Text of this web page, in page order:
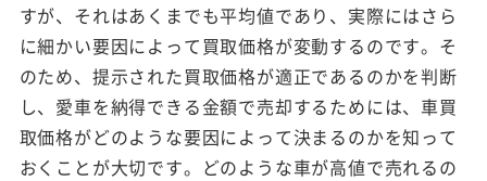
すが、それはあくまでも平均値であり、実際にはさら
に細かい要因によって買取価格が変動するのです。そ
のため、提示された買取価格が適正であるのかを判断
し、愛車を納得できる金額で売却するためには、車買
取価格がどのような要因によって決まるのかを知って
おくことが大切です。どのような車が高値で売れるの